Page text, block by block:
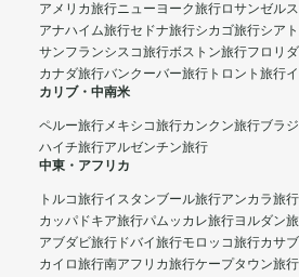
アメリカ旅行ニューヨーク旅行ロサンゼル
アナハイム旅行セドナ旅行シカゴ旅行シア
サンフランシスコ旅行ボストン旅行フロリ
カナダ旅行バンクーバー旅行 トロント旅行
カリブ・中南米
ペルー旅行メキシコ旅行カンクン旅行ブラ
ハイチ旅行アルゼンチン旅行
中東・アフリカ
トルコ旅行イスタンブール旅行アンカラ旅行
カッパドキア旅行パムッカレ旅行ヨルダン
アブダビ旅行 ドバイ旅行モロッコ旅行カサ
カイロ旅行南アフリカ旅行ケープタウン旅行